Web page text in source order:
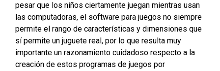
pesar que los niños ciertamente juegan mientras usan
las computadoras, el software para juegos no siempre
permite el rango de características y dimensiones que
sí permite un juguete real, por lo que resulta muy
importante un razonamiento cuidadoso respecto a la
creación de estos programas de juegos por